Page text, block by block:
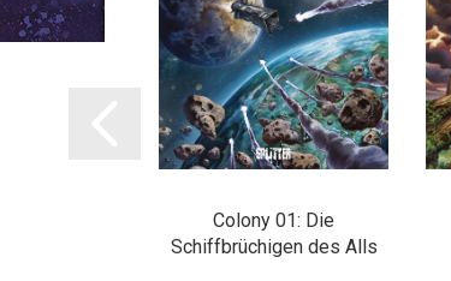
Colony 01: Die
Schiffbrüchigen des Alls